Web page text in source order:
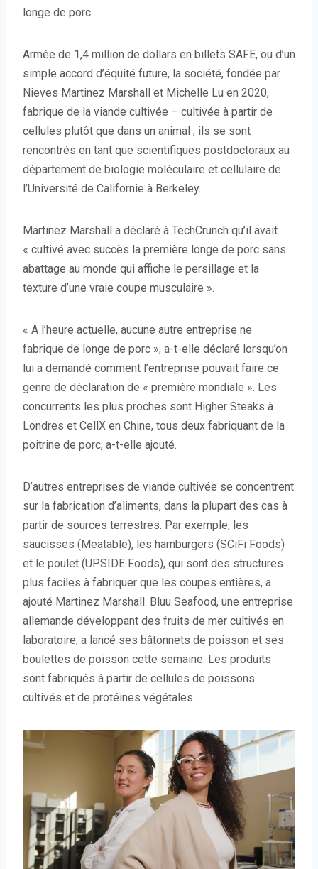
longe de porc.
Armée de 1,4 million de dollars en billets SAFE, ou d’un
simple accord d’équité future, la société, fondée par
Nieves Martinez Marshall et Michelle Lu en 2020,
fabrique de la viande cultivée – cultivée à partir de
cellules plutôt que dans un animal ; ils se sont
rencontrés en tant que scientifiques postdoctoraux au
département de biologie moléculaire et cellulaire de
l’Université de Californie à Berkeley.
Martinez Marshall a déclaré à TechCrunch qu’il avait
« cultivé avec succès la première longe de porc sans
abattage au monde qui affiche le persillage et la
texture d’une vraie coupe musculaire ».
« A l’heure actuelle, aucune autre entreprise ne
fabrique de longe de porc », a-t-elle déclaré lorsqu’on
lui a demandé comment l’entreprise pouvait faire ce
genre de déclaration de « première mondiale ». Les
concurrents les plus proches sont Higher Steaks à
Londres et CellX en Chine, tous deux fabriquant de la
poitrine de porc, a-t-elle ajouté.
D’autres entreprises de viande cultivée se concentrent
sur la fabrication d’aliments, dans la plupart des cas à
partir de sources terrestres. Par exemple, les
saucisses (Meatable), les hamburgers (SCiFi Foods)
et le poulet (UPSIDE Foods), qui sont des structures
plus faciles à fabriquer que les coupes entières, a
ajouté Martinez Marshall. Bluu Seafood, une entreprise
allemande développant des fruits de mer cultivés en
laboratoire, a lancé ses bâtonnets de poisson et ses
boulettes de poisson cette semaine. Les produits
sont fabriqués à partir de cellules de poissons
cultivés et de protéines végétales.